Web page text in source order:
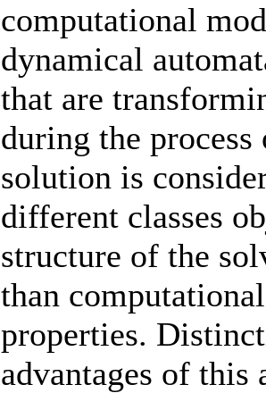
computational
dynamical
that are
during the
solution is
different classes
structure of the
than
properties.
advantages of this